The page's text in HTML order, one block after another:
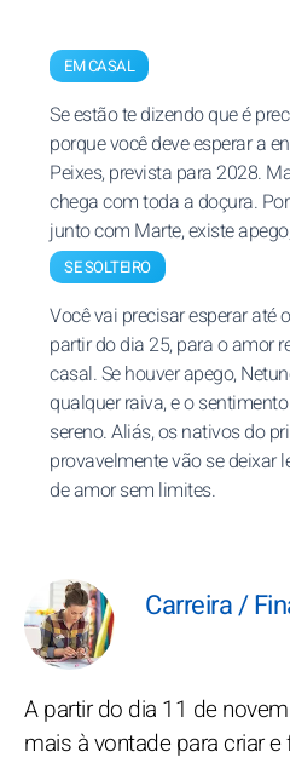
EM CASAL
Se estão te dizendo que é
porque você deve esperar a
Peixes, prevista para 2028.
chega com toda a doçura.
junto com Marte, existe
SE SOLTEIRO
Você vai precisar esperar até
partir do dia 25, para o amor
casal. Se houver apego,
qualquer raiva, e o
sereno. Aliás, os nativos do
provavelmente vão se deixar
de amor sem limites.
Carreira /
A partir do dia 11 de
mais à vontade para criar